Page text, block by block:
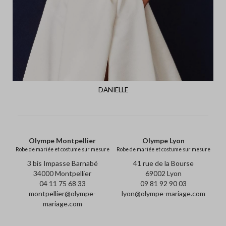
DANIELLE
Olympe Montpellier
Robe de mariée et costume sur mesure
3 bis Impasse Barnabé
34000 Montpellier
04 11 75 68 33
montpellier@olympe-
mariage.com
Olympe Lyon
Robe de mariée et costume sur mesure
41 rue de la Bourse
69002 Lyon
09 81 92 90 03
lyon@olympe-mariage.com